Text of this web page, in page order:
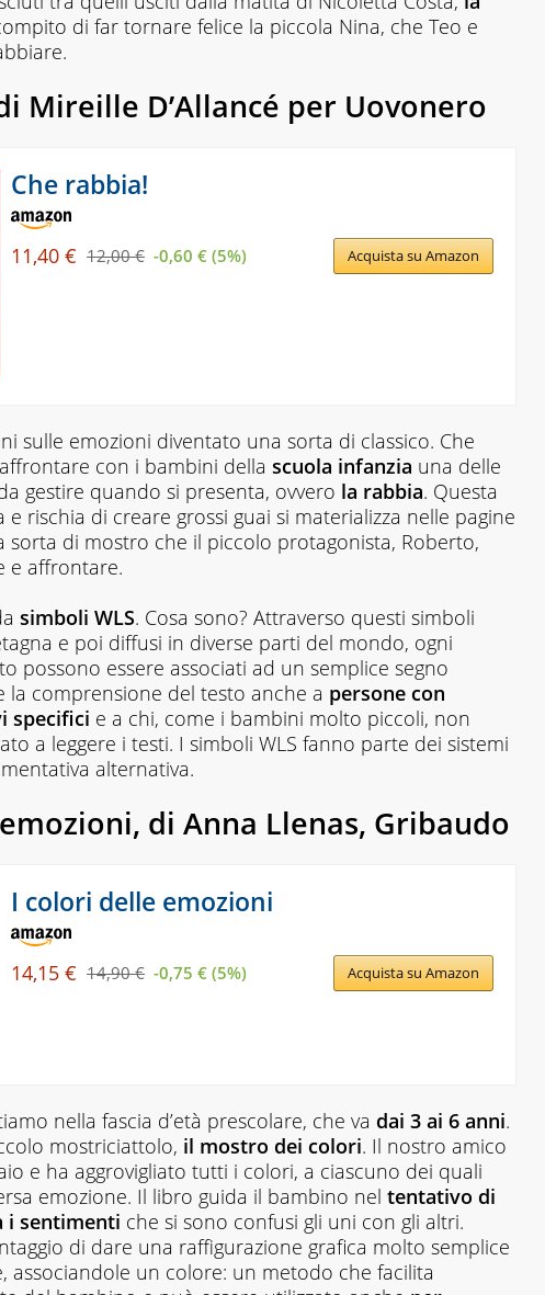
di far tornare felice la piccola Nina, che Teo e
Mireille D’Allancé per Uovonero
Che rabbia!
11,40 € 12,00 € -0,60 € (5%) Acquista su Amazon
sulle emozioni diventato una sorta di classico. Che
con i bambini della scuola infanzia una delle
gestire quando si presenta, ovvero la rabbia. Questa
rischia di creare grossi guai si materializza nelle pagine
sorta di mostro che il piccolo protagonista, Roberto,
e affrontare.
simboli WLS. Cosa sono? Attraverso questi simboli
e poi diffusi in diverse parti del mondo, ogni
possono essere associati ad un semplice segno
la comprensione del testo anche a persone con
specifici e a chi, come i bambini molto piccoli, non
a leggere i testi. I simboli WLS fanno parte dei sistemi
alternativa.
, di Anna Llenas, Gribaudo
I colori delle emozioni
14,15 € 14,90 € -0,75 € (5%) Acquista su Amazon
nella fascia d’età prescolare, che va dai 3 ai 6 anni.
mostriciattolo, il mostro dei colori. Il nostro amico
e ha aggrovigliato tutti i colori, a ciascuno dei quali
emozione. Il libro guida il bambino nel tentativo di
i sentimenti che si sono confusi gli uni con gli altri.
di dare una raffigurazione grafica molto semplice
associandole un colore: un metodo che facilita